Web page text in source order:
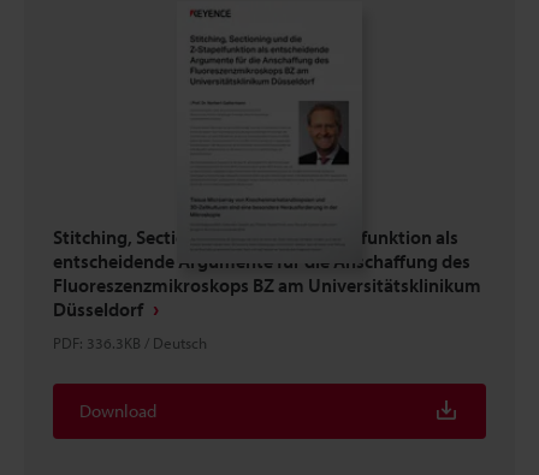
Stitching, Sectioning und die Z-Stapelfunktion als
entscheidende Argumente für die Anschaffung des
Fluoreszenzmikroskops BZ am Universitätsklinikum
Düsseldorf
PDF: 336.3KB / Deutsch
Download